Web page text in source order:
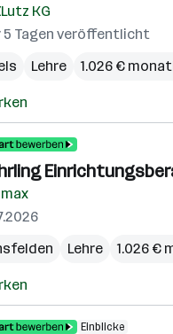
KG
5 Tagen veröffentlicht
Lehre 1.026 €
Lehre 1.026 €
Einblicke